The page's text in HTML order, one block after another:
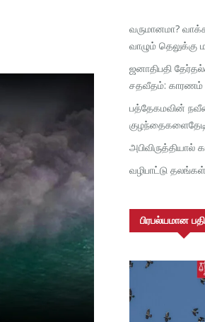
வருமானமா?
வாழும் தெலுக்கு
ஜனாதிபதி
சதவீதம்:
பத்தேகமவின்
வழிபாட்டு
பிரபல்யமான